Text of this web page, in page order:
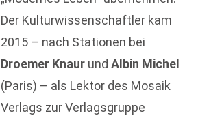
Der Kulturwissenschaftler kam
2015 – nach Stationen bei
Droemer Knaur und Albin Michel
(Paris) – als Lektor des Mosaik
Verlags zur Verlagsgruppe